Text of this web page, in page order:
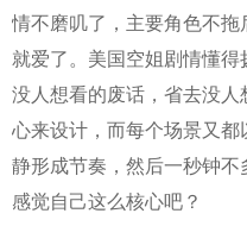
情不磨叽了，主要角色不
就爱了。美国空姐剧情懂
没人想看的废话，省去没
心来设计，而每个场景又
静形成节奏，然后一秒钟
感觉自己这么核心吧？